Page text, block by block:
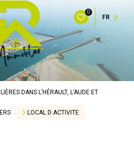
0
FR
DANS L’HÉRAULT, L’AUDE ET
LOCAL D ACTIVITE